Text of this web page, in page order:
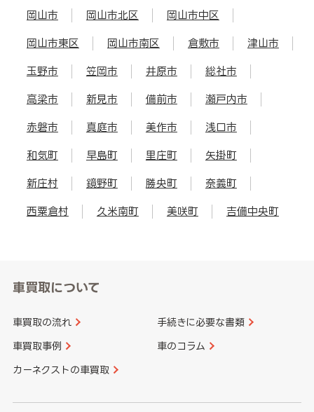
岡山市 岡山市北区 岡山市中区
岡山市東区 岡山市南区 倉敷市 津山市
玉野市 笠岡市 井原市 総社市
高梁市 新見市 備前市 瀬戸内市
赤磐市 真庭市 美作市 浅口市
和気町 早島町 里庄町 矢掛町
新庄村 鏡野町 勝央町 奈義町
西粟倉村 久米南町 美咲町 吉備中央町
車買取について
車買取の流れ 手続きに必要な書類
車買取事例 車のコラム
カーネクストの車買取